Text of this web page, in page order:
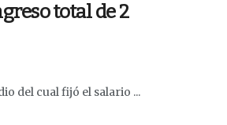
total de 2
del cual fijó el salario ...